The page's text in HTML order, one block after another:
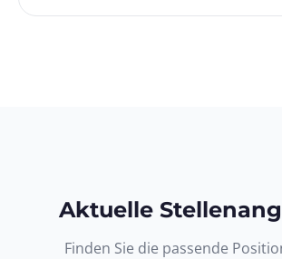
Aktuelle
Finden Sie die passende